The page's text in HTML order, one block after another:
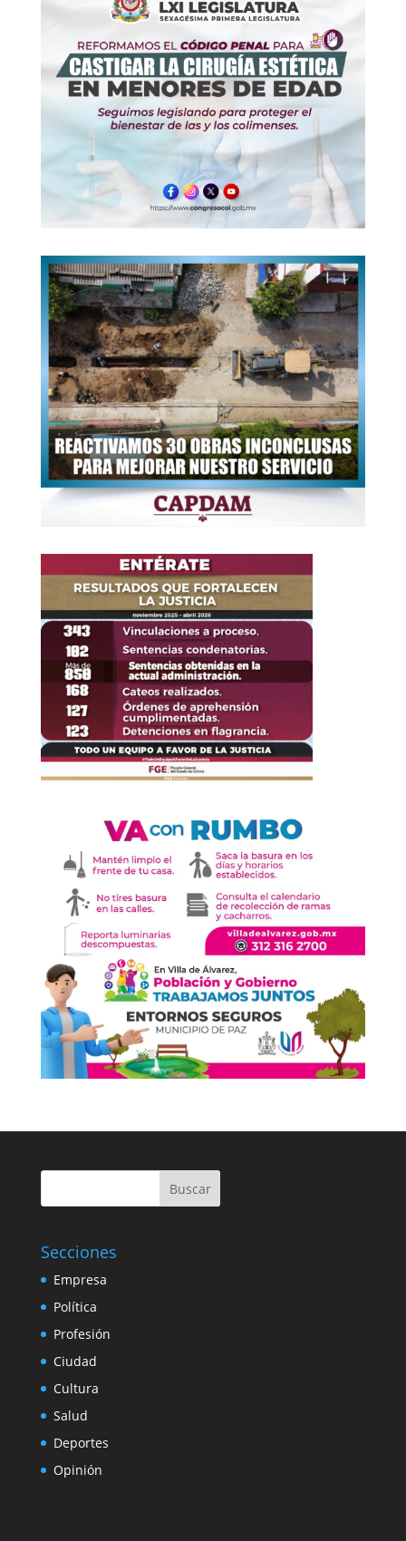
Buscar
Secciones
Empresa
Política
Profesión
Ciudad
Cultura
Salud
Deportes
Opinión